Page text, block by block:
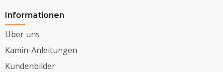
Informationen
Über uns
Kamin-Anleitungen
Kundenbilder